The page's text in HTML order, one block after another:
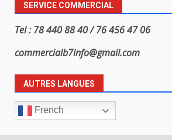
SERVICE COMMERCIAL
Tel : 78 440 88 40 / 76 456 47 06
commercialb7info@gmail.com
AUTRES LANGUES
French